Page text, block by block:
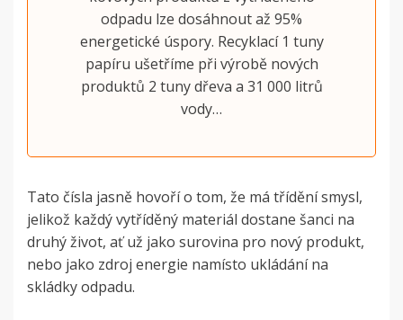
odpadu lze dosáhnout až 95%
energetické úspory. Recyklací 1 tuny
papíru ušetříme při výrobě nových
produktů 2 tuny dřeva a 31 000 litrů
vody…
Tato čísla jasně hovoří o tom, že má třídění smysl,
jelikož každý vytříděný materiál dostane šanci na
druhý život, ať už jako surovina pro nový produkt,
nebo jako zdroj energie namísto ukládání na
skládky odpadu.